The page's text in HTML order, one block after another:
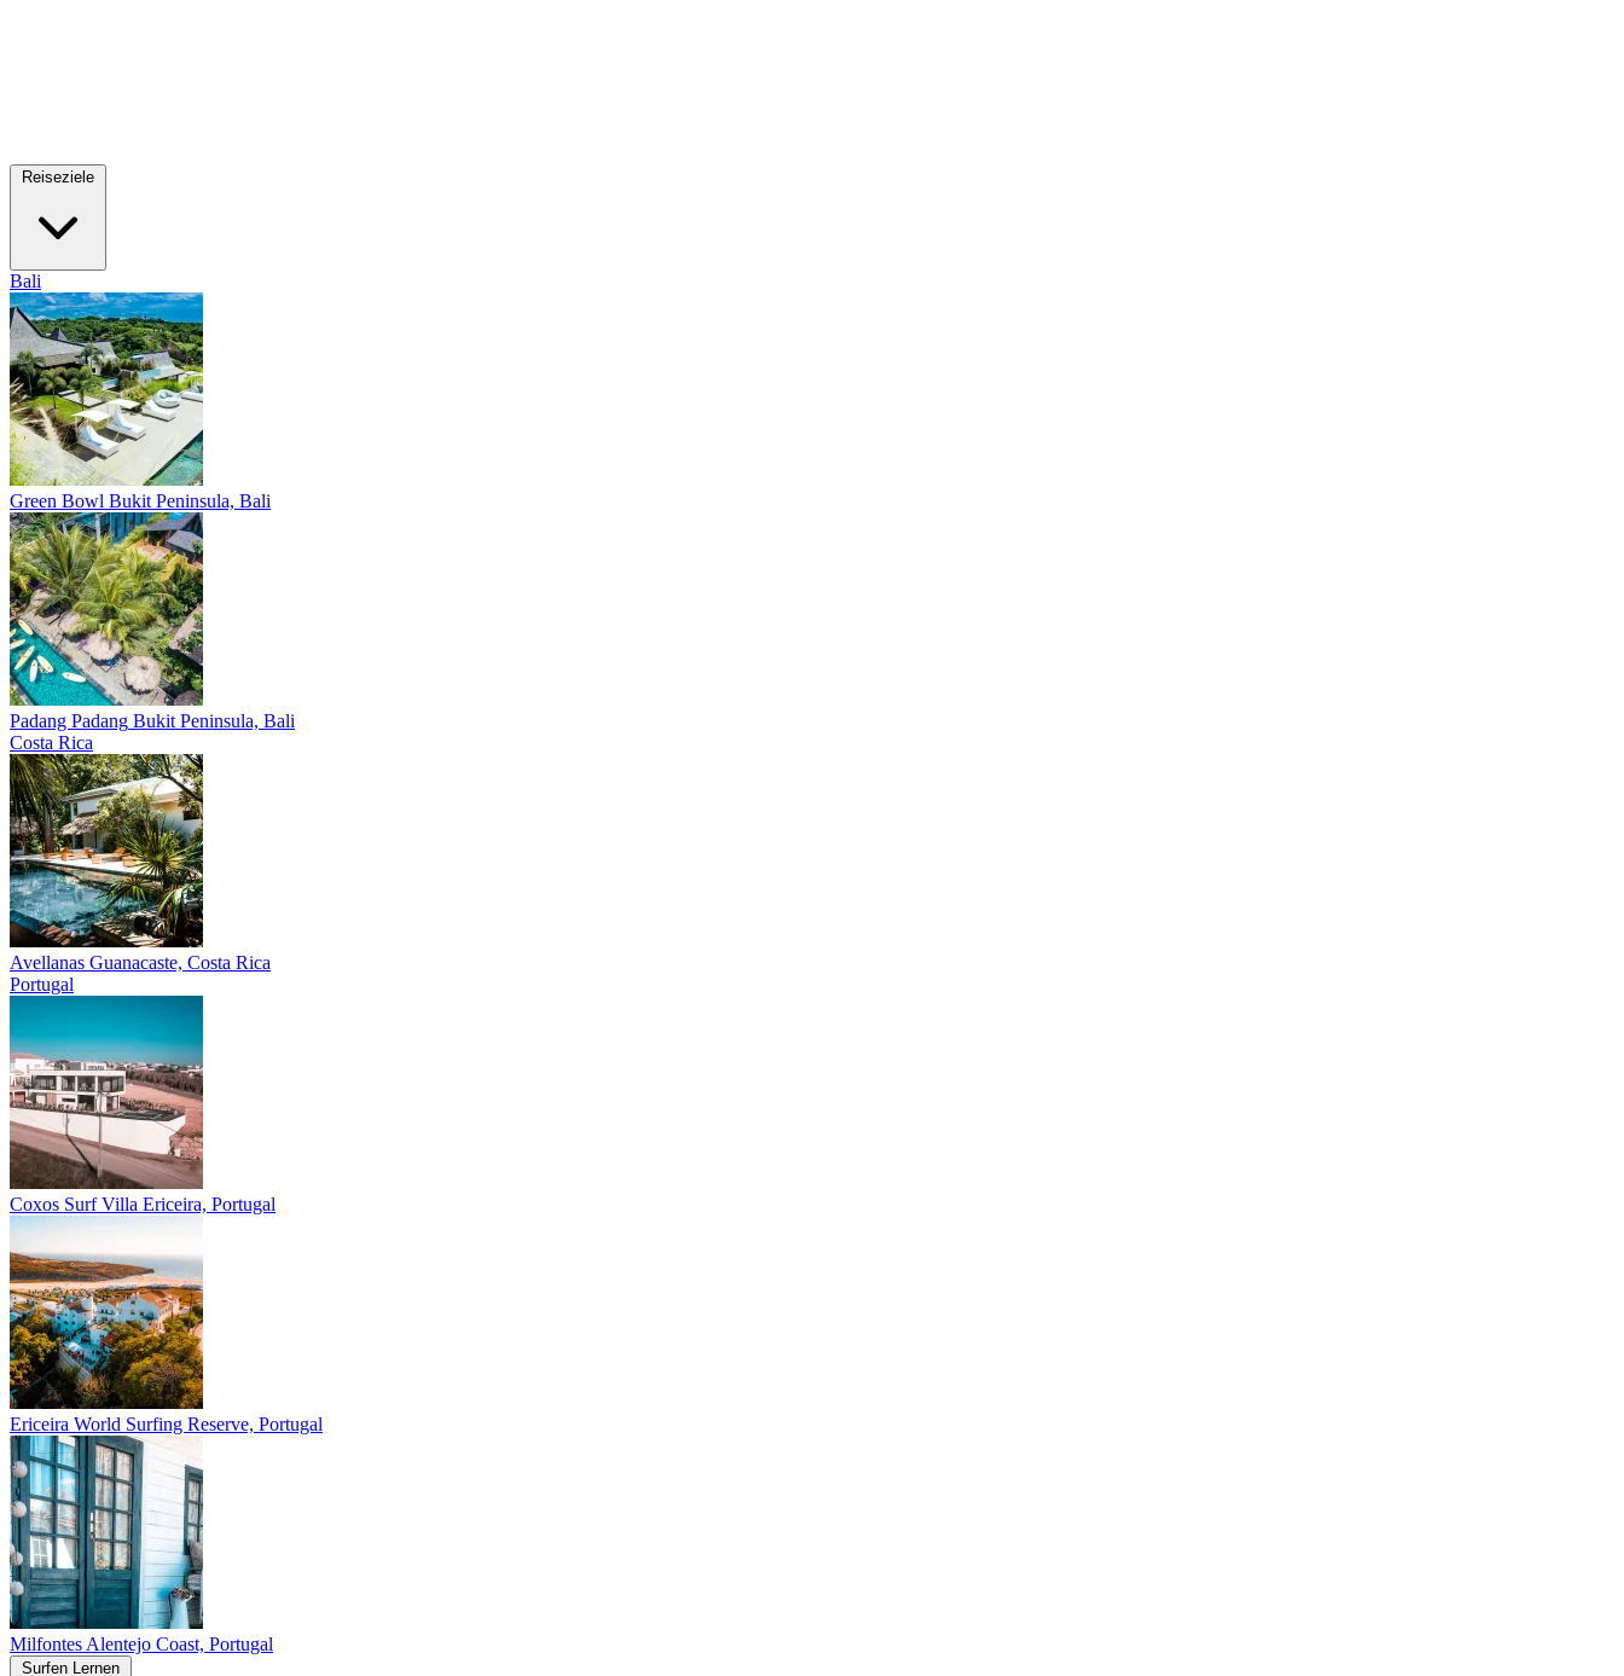
Bali
Green Bowl Bukit Peninsula, Bali
Padang Padang Bukit Peninsula, Bali
Costa Rica
Avellanas Guanacaste, Costa Rica
Portugal
Coxos Surf Villa Ericeira, Portugal
Ericeira World Surfing Reserve, Portugal
Milfontes Alentejo Coast, Portugal